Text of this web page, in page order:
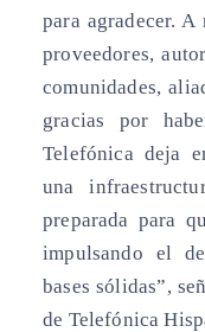
para agradecer. A
proveedores,
comunidades,
gracias por
Telefónica deja
una
preparada para
impulsando el
bases sólidas”,
de Telefónica